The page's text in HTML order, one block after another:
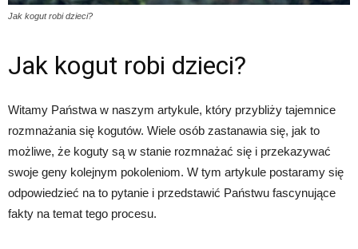
Jak kogut robi dzieci?
Jak kogut robi dzieci?
Witamy Państwa w naszym artykule, który przybliży tajemnice
rozmnażania się kogutów. Wiele osób zastanawia się, jak to
możliwe, że koguty są w stanie rozmnażać się i przekazywać
swoje geny kolejnym pokoleniom. W tym artykule postaramy się
odpowiedzieć na to pytanie i przedstawić Państwu fascynujące
fakty na temat tego procesu.